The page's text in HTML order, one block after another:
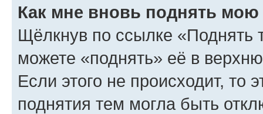
Как мне вновь поднять мою
Щёлкнув по ссылке «Поднять
можете «поднять» её в
Если этого не происходит, то
поднятия тем могла быть